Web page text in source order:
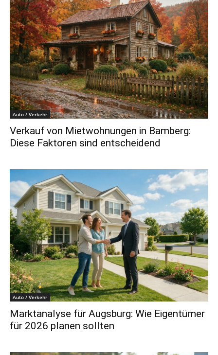
Auto / Verkehr
Verkauf von Mietwohnungen in Bamberg:
Diese Faktoren sind entscheidend
Auto / Verkehr
Marktanalyse für Augsburg: Wie Eigentümer
für 2026 planen sollten